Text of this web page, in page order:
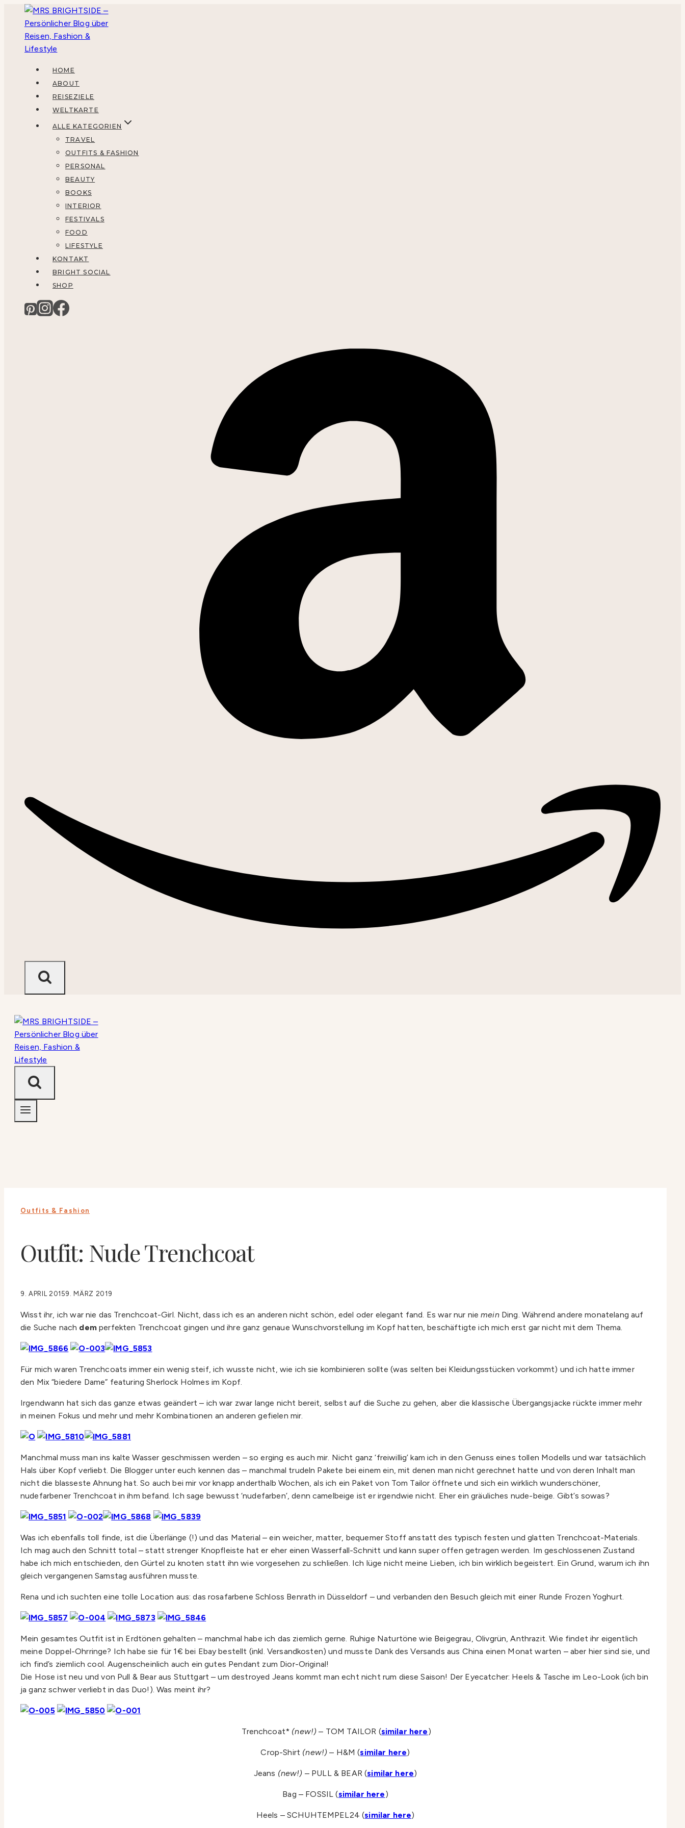
springen
HOME
ABOUT
REISEZIELE
WELTKARTE
ALLE KATEGORIEN
TRAVEL
OUTFITS & FASHION
PERSONAL
BEAUTY
BOOKS
INTERIOR
FESTIVALS
FOOD
LIFESTYLE
KONTAKT
BRIGHT SOCIAL
SHOP
Outfits & Fashion
Outfit: Nude Trenchcoat
9. APRIL 20159. MÄRZ 2019
Wisst ihr, ich war nie das Trenchcoat-Girl. Nicht, dass ich es an anderen nicht schön, edel oder elegant fand. Es war nur niemeinDing. Während andere monatelang auf
die Suche nach demperfekten Trenchcoat gingen und ihre ganz genaue Wunschvorstellung im Kopf hatten, beschäftigte ich mich erst gar nicht mit dem Thema.
Für mich waren Trenchcoats immer ein wenig steif, ich wusste nicht, wie ich sie kombinieren sollte (was selten bei Kleidungsstücken vorkommt) und ich hatte immer
den Mix “biedere Dame” featuring Sherlock Holmes im Kopf.
Irgendwann hat sich das ganze etwas geändert – ich war zwar lange nicht bereit, selbst auf die Suche zu gehen, aber die klassische Übergangsjacke rückte immer mehr
in meinen Fokus und mehr und mehr Kombinationen an anderen gefielen mir.
Manchmal muss man ins kalte Wasser geschmissen werden – so erging es auch mir. Nicht ganz ‘freiwillig’ kam ich in den Genuss eines tollen Modells und war tatsächlich
Hals über Kopf verliebt. Die Blogger unter euch kennen das – manchmal trudeln Pakete bei einem ein, mit denen man nicht gerechnet hatte und von deren Inhalt man
nicht die blasseste Ahnung hat. So auch bei mir vor knapp anderthalb Wochen, als ich ein Paket von Tom Tailor öffnete und sich ein wirklich wunderschöner,
nudefarbener Trenchcoat in ihm befand. Ich sage bewusst ‘nudefarben’, denn camelbeige ist er irgendwie nicht. Eher ein gräuliches nude-beige. Gibt’s sowas?
Was ich ebenfalls toll finde, ist die Überlänge (!) und das Material – ein weicher, matter, bequemer Stoff anstatt des typisch festen und glatten Trenchcoat-Materials.
Ich mag auch den Schnitt total – statt strenger Knopfleiste hat er eher einen Wasserfall-Schnitt und kann super offen getragen werden. Im geschlossenen Zustand
habe ich mich entschieden, den Gürtel zu knoten statt ihn wie vorgesehen zu schließen. Ich lüge nicht meine Lieben, ich bin wirklich begeistert. Ein Grund, warum ich ihn
gleich vergangenen Samstag ausführen musste.
Rena und ich suchten eine tolle Location aus: das rosafarbene Schloss Benrath in Düsseldorf – und verbanden den Besuch gleich mit einer Runde Frozen Yoghurt.
Mein gesamtes Outfit ist in Erdtönen gehalten – manchmal habe ich das ziemlich gerne. Ruhige Naturtöne wie Beigegrau, Olivgrün, Anthrazit. Wie findet ihr eigentlich
meine Doppel-Ohrringe? Ich habe sie für 1€ bei Ebay bestellt (inkl. Versandkosten) und musste Dank des Versands aus China einen Monat warten – aber hier sind sie, und
ich find’s ziemlich cool. Augenscheinlich auch ein gutes Pendant zum Dior-Original!
Die Hose ist neu und von Pull & Bear aus Stuttgart – um destroyed Jeans kommt man echt nicht rum diese Saison! Der Eyecatcher: Heels & Tasche im Leo-Look (ich bin
ja ganz schwer verliebt in das Duo!). Was meint ihr?
Trenchcoat* (new!) – TOM TAILOR (similar here)
Crop-Shirt (new!) – H&M (similar here)
Jeans (new!) – PULL & BEAR (similar here)
Bag – FOSSIL (similar here)
Heels – SCHUHTEMPEL24 (similar here)